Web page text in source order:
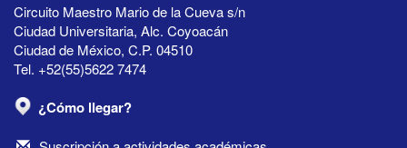
Circuito Maestro Mario de la Cueva s/n
Ciudad Universitaria, Alc. Coyoacán
Ciudad de México, C.P. 04510
Tel. +52(55)5622 7474
¿Cómo llegar?